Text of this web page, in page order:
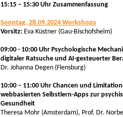
15:15 – 15:30 Uhr Zusammenfassung
Sonntag, 28.09.2024 Workshops
Vorsitz: Eva Küstner (Gau-Bischofsheim)
09:00 - 10:00 Uhr Psychologische
digitaler Ratsuche und AI-gesteuerter
Dr. Johanna Degen (Flensburg)
10:00 – 11:00 Uhr Chancen und
webbasierten Selbstlern-Apps zur
Gesundheit
Theresa Mohr (Amsterdam), Prof. Dr.